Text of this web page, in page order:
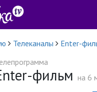
Телеканалы Enter-
фильм на 6